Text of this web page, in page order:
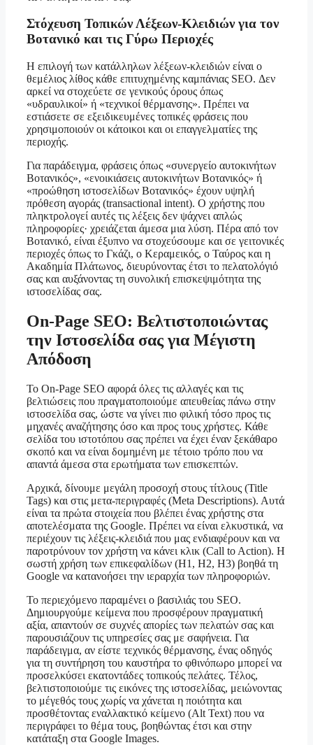
Στόχευση Τοπικών Λέξεων-Κλειδιών για τον
Βοτανικό και τις Γύρω Περιοχές
Η επιλογή των κατάλληλων λέξεων-κλειδιών είναι ο
θεμέλιος λίθος κάθε επιτυχημένης καμπάνιας SEO. Δεν
αρκεί να στοχεύετε σε γενικούς όρους όπως
«υδραυλικοί» ή «τεχνικοί θέρμανσης». Πρέπει να
εστιάσετε σε εξειδικευμένες τοπικές φράσεις που
χρησιμοποιούν οι κάτοικοι και οι επαγγελματίες της
περιοχής.
Για παράδειγμα, φράσεις όπως «συνεργείο αυτοκινήτων
Βοτανικός», «ενοικιάσεις αυτοκινήτων Βοτανικός» ή
«προώθηση ιστοσελίδων Βοτανικός» έχουν υψηλή
πρόθεση αγοράς (transactional intent). Ο χρήστης που
πληκτρολογεί αυτές τις λέξεις δεν ψάχνει απλώς
πληροφορίες· χρειάζεται άμεσα μια λύση. Πέρα από τον
Βοτανικό, είναι έξυπνο να στοχεύσουμε και σε γειτονικές
περιοχές όπως το Γκάζι, ο Κεραμεικός, ο Ταύρος και η
Ακαδημία Πλάτωνος, διευρύνοντας έτσι το πελατολόγιό
σας και αυξάνοντας τη συνολική επισκεψιμότητα της
ιστοσελίδας σας.
On-Page SEO: Βελτιστοποιώντας
την Ιστοσελίδα σας για Μέγιστη
Απόδοση
Το On-Page SEO αφορά όλες τις αλλαγές και τις
βελτιώσεις που πραγματοποιούμε απευθείας πάνω στην
ιστοσελίδα σας, ώστε να γίνει πιο φιλική τόσο προς τις
μηχανές αναζήτησης όσο και προς τους χρήστες. Κάθε
σελίδα του ιστοτόπου σας πρέπει να έχει έναν ξεκάθαρο
σκοπό και να είναι δομημένη με τέτοιο τρόπο που να
απαντά άμεσα στα ερωτήματα των επισκεπτών.
Αρχικά, δίνουμε μεγάλη προσοχή στους τίτλους (Title
Tags) και στις μετα-περιγραφές (Meta Descriptions). Αυτά
είναι τα πρώτα στοιχεία που βλέπει ένας χρήστης στα
αποτελέσματα της Google. Πρέπει να είναι ελκυστικά, να
περιέχουν τις λέξεις-κλειδιά που μας ενδιαφέρουν και να
παροτρύνουν τον χρήστη να κάνει κλικ (Call to Action). Η
σωστή χρήση των επικεφαλίδων (H1, H2, H3) βοηθά τη
Google να κατανοήσει την ιεραρχία των πληροφοριών.
Το περιεχόμενο παραμένει ο βασιλιάς του SEO.
Δημιουργούμε κείμενα που προσφέρουν πραγματική
αξία, απαντούν σε συχνές απορίες των πελατών σας και
παρουσιάζουν τις υπηρεσίες σας με σαφήνεια. Για
παράδειγμα, αν είστε τεχνικός θέρμανσης, ένας οδηγός
για τη συντήρηση του καυστήρα το φθινόπωρο μπορεί να
προσελκύσει εκατοντάδες τοπικούς πελάτες. Τέλος,
βελτιστοποιούμε τις εικόνες της ιστοσελίδας, μειώνοντας
το μέγεθός τους χωρίς να χάνεται η ποιότητα και
προσθέτοντας εναλλακτικό κείμενο (Alt Text) που να
περιγράφει το θέμα τους, βοηθώντας έτσι και στην
κατάταξη στα Google Images.